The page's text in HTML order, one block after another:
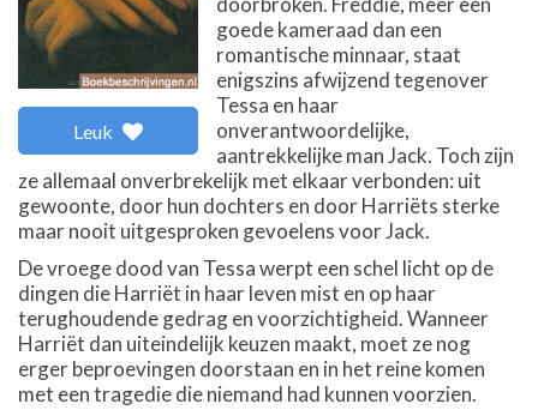
Leuk
goede kameraad dan een
romantische minnaar, staat
enigszins afwijzend tegenover
Tessa en haar
onverantwoordelijke,
aantrekkelijke man Jack. Toch zijn
ze allemaal onverbrekelijk met elkaar verbonden: uit
gewoonte, door hun dochters en door Harriëts sterke
maar nooit uitgesproken gevoelens voor Jack.
De vroege dood van Tessa werpt een schel licht op de
dingen die Harriët in haar leven mist en op haar
terughoudende gedrag en voorzichtigheid. Wanneer
Harriët dan uiteindelijk keuzen maakt, moet ze nog
erger beproevingen doorstaan en in het reine komen
met een tragedie die niemand had kunnen voorzien.